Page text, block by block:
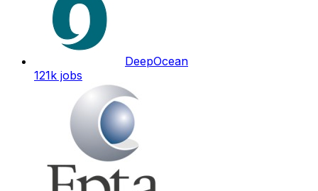
DeepOcean
121k jobs